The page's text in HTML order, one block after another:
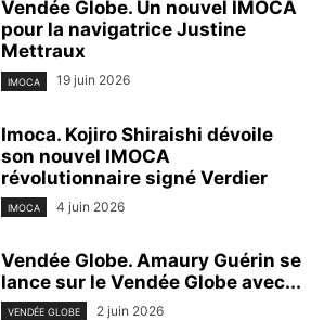
Vendée Globe. Un nouvel IMOCA
pour la navigatrice Justine
Mettraux
IMOCA 19 juin 2026
Imoca. Kojiro Shiraishi dévoile
son nouvel IMOCA
révolutionnaire signé Verdier
IMOCA 4 juin 2026
Vendée Globe. Amaury Guérin se
lance sur le Vendée Globe avec...
VENDÉE GLOBE 2 juin 2026